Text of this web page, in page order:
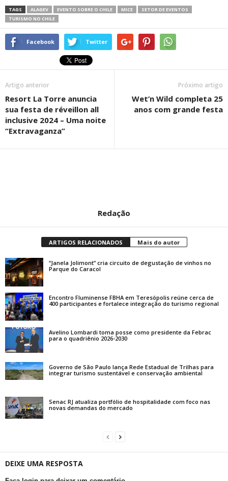
TAGS ALAGEV EVENTO SOBRE O CHILE MICE
SETOR DE EVENTOS
TURISMO NO CHILE
Facebook Twitter
Artigo anterior
Resort La Torre anuncia
sua festa de réveillon all
inclusive 2024 – Uma noite
“Extravaganza”
Próximo artigo
Wet’n Wild completa 25
anos com grande festa
Redação
ARTIGOS RELACIONADOS Mais do autor
“Janela Jolimont” cria circuito de degustação de vinhos no
Parque do Caracol
Encontro Fluminense FBHA em Teresópolis reúne cerca de
400 participantes e fortalece integração do turismo regional
Avelino Lombardi toma posse como presidente da Febrac
para o quadriênio 2026-2030
Governo de São Paulo lança Rede Estadual de Trilhas para
integrar turismo sustentável e conservação ambiental
Senac RJ atualiza portfólio de hospitalidade com foco nas
novas demandas do mercado
DEIXE UMA RESPOSTA